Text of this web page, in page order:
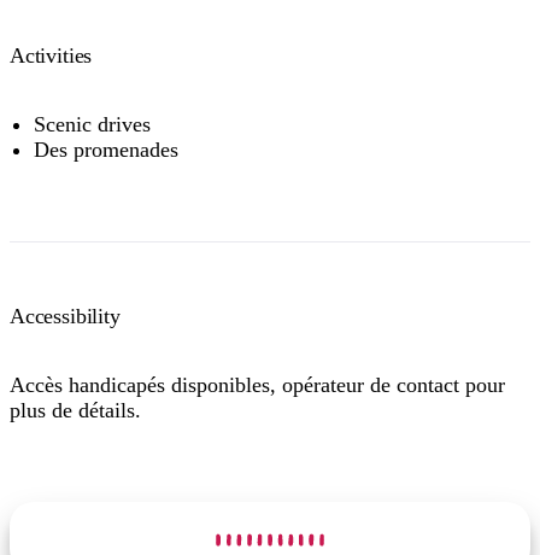
Activities
Scenic drives
Des promenades
Accessibility
Accès handicapés disponibles, opérateur de contact pour
plus de détails.